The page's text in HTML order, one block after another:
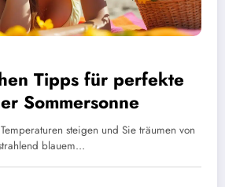
Tipps für perfekte
Sommersonne
steigen und Sie träumen von
blauem…